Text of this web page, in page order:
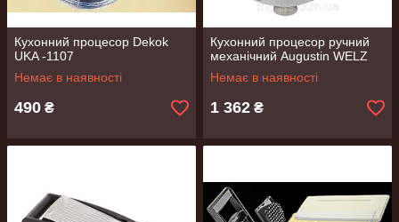
Кухонний процесор Dekok
UKA -1107
Немає в наявності
490 ₴
Кухонний процесор ручний
механічний Augustin WELZ
Немає в наявності
1 362 ₴